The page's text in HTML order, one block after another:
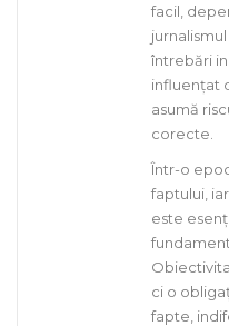
facil,
întrebări
influențat
asumă
corecte.
Într-o
faptului,
este
ci o
fapte,